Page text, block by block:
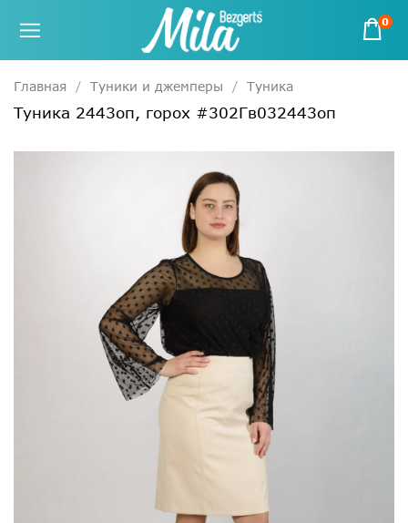
0
Главная Туники и джемперы Туника
Туника 2443оп, горох #302Гв032443оп